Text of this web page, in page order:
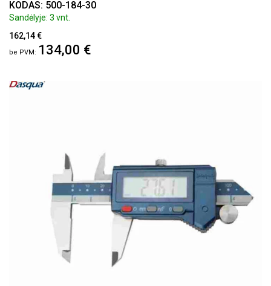
KODAS: 500-184-30
Sandėlyje: 3 vnt.
162,14 €
134,00 €